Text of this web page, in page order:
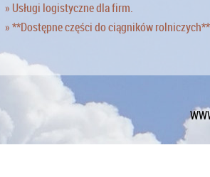
» Usługi logistyczne dla firm.
» **Dostępne części do ciągników rolniczych**